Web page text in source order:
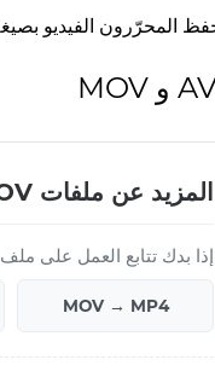
المزيد عن ملفات MOV
إذا بدك تتابع العمل على ملف MOV النهائي، جرّب:
MOV → MP4